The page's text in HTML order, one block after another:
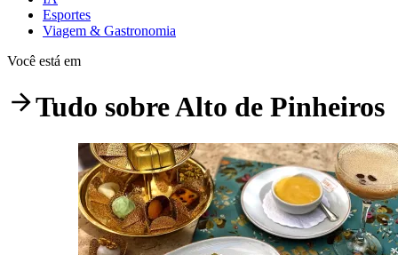
Esportes
Viagem & Gastronomia
Você está em
Tudo sobreAlto de Pinheiros